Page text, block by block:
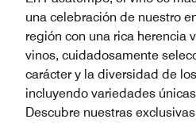
una celebración de nuestro
región con una rica herencia
vinos, cuidadosamente
carácter y la diversidad de
incluyendo variedades
Descubre nuestras